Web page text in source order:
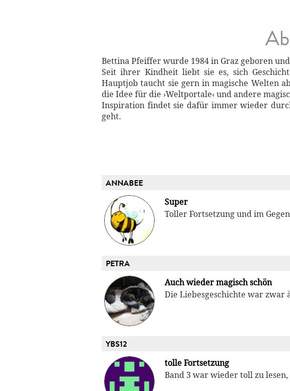
Bettina Pfeiffer wurde 1984 in Graz geboren
Seit ihrer Kindheit liebt sie es, sich
Hauptjob taucht sie gern in magische Welten
die Idee für die ›Weltportale‹ und andere
Inspiration findet sie dafür immer wieder
geht.
ANNABEE
Super
Toller Fortsetzung und im
PETRA
Auch wieder magisch schön
Die Liebesgeschichte war zwar
YBS12
tolle Fortsetzung
Band 3 war wieder toll zu